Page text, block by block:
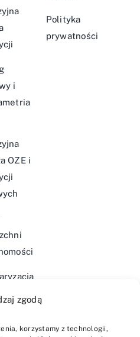
zgodą
korzystamy z technologii,
i
OZE i
Polityka
prywatności